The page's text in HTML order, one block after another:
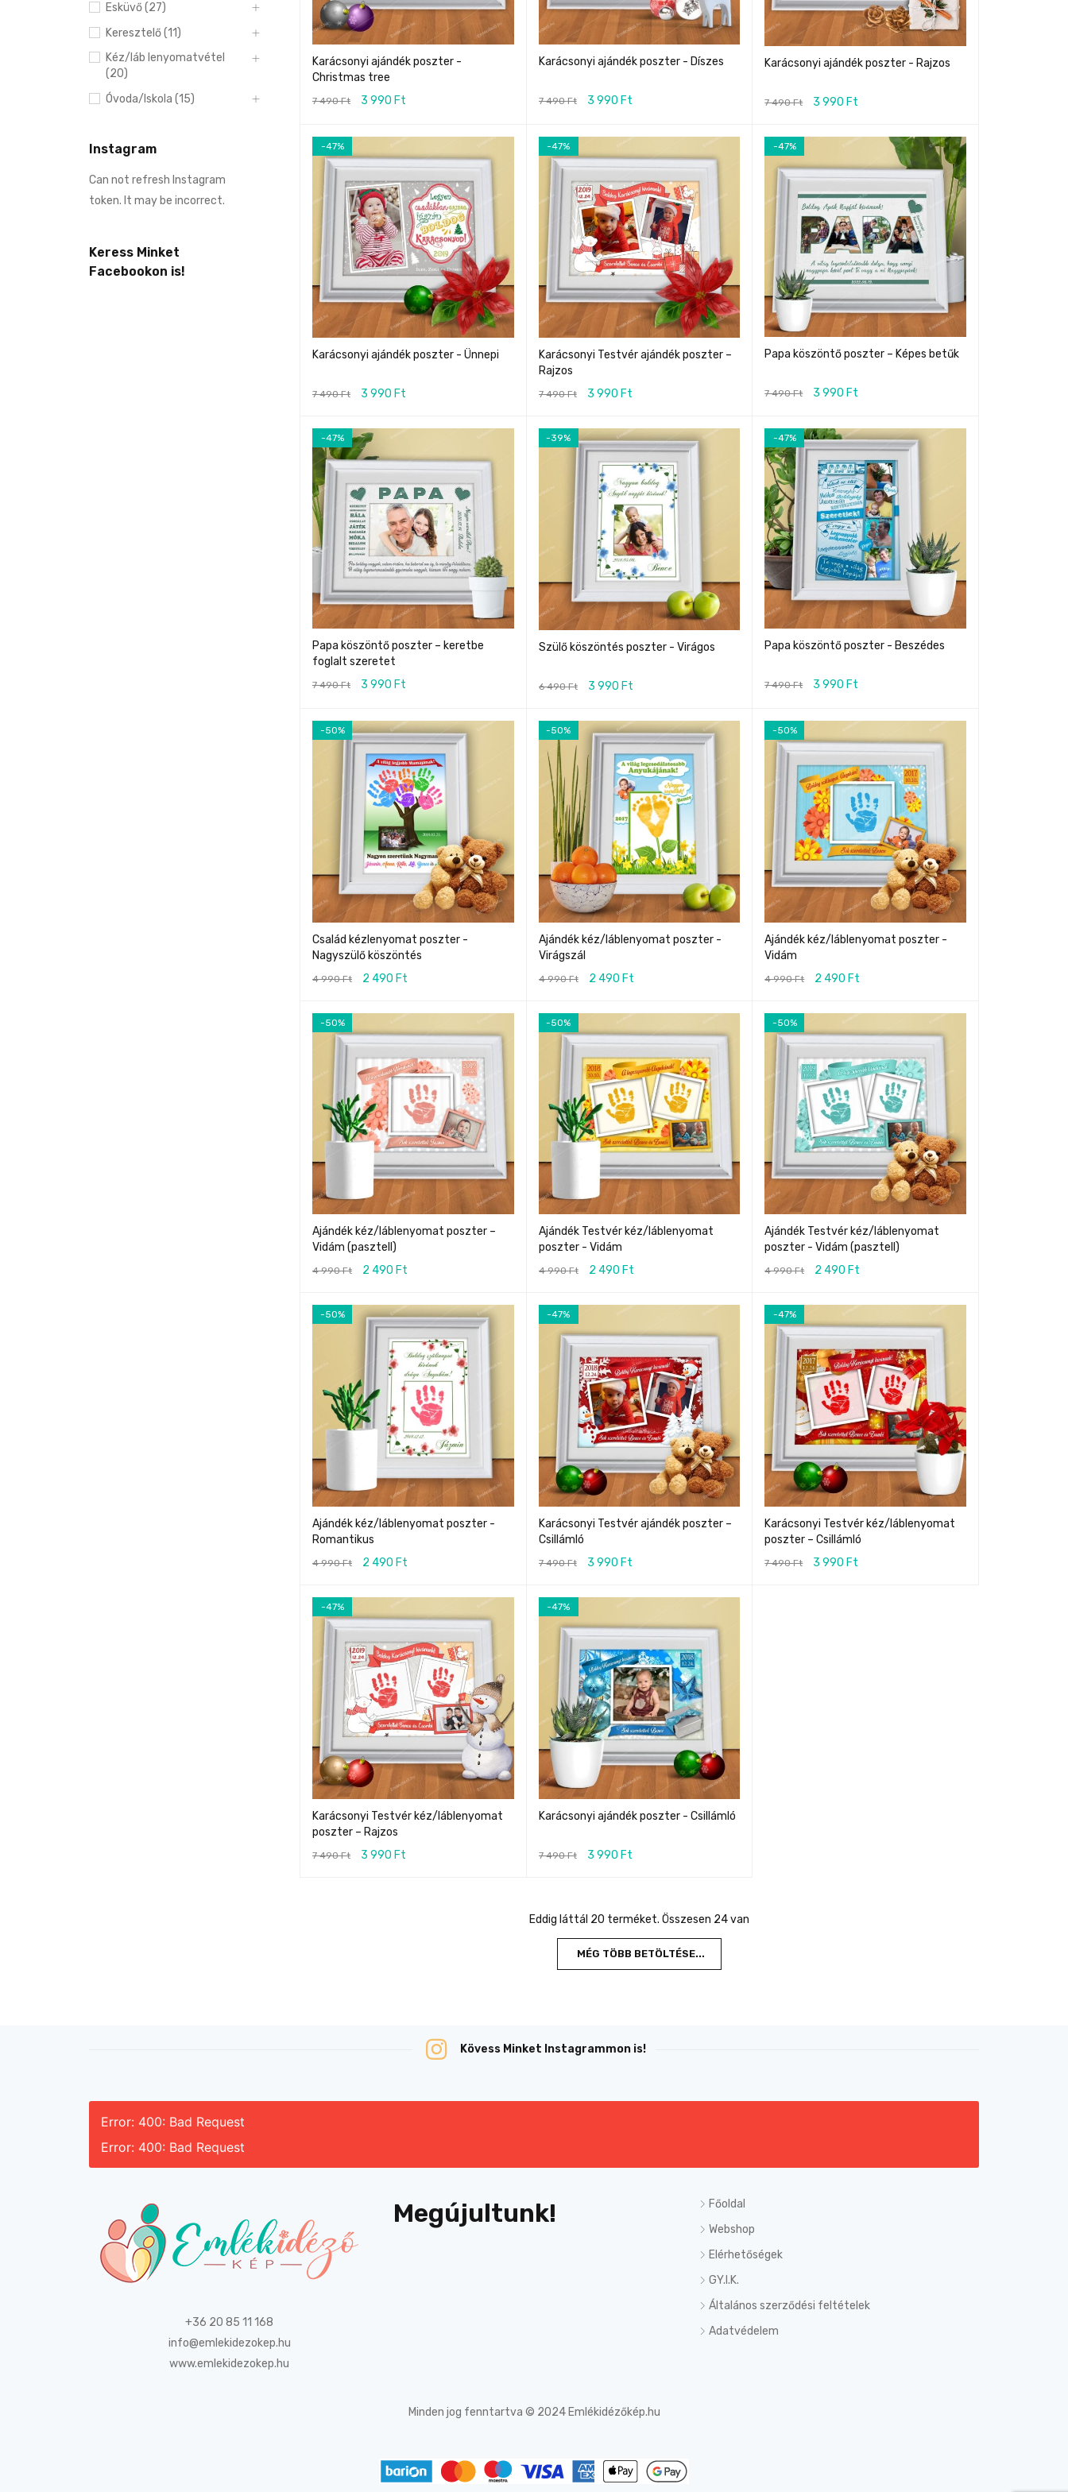
Esküvő (27)
Keresztelő (11)
Kéz/láb lenyomatvétel
(20)
Óvoda/Iskola (15)
Instagram
Can not refresh Instagram
token. It may be incorrect.
Keress Minket
Facebookon is!
Karácsonyi ajándék poszter -
Christmas tree
7 490Ft 3 990 Ft
Karácsonyi ajándék poszter - Díszes
7 490Ft 3 990 Ft
Karácsonyi ajándék poszter - Rajzos
7 490Ft 3 990 Ft
-47%
Karácsonyi ajándék poszter - Ünnepi
7 490Ft 3 990 Ft
-47%
Karácsonyi Testvér ajándék poszter –
Rajzos
7 490Ft 3 990 Ft
-47%
Papa köszöntő poszter – Képes betűk
7 490Ft 3 990 Ft
-47%
Papa köszöntő poszter – keretbe
foglalt szeretet
7 490Ft 3 990 Ft
-39%
Szülő köszöntés poszter - Virágos
6 490Ft 3 990 Ft
-47%
Papa köszöntő poszter - Beszédes
7 490Ft 3 990 Ft
-50%
Család kézlenyomat poszter -
Nagyszülő köszöntés
4 990Ft 2 490 Ft
-50%
Ajándék kéz/láblenyomat poszter -
Virágszál
4 990Ft 2 490 Ft
-50%
Ajándék kéz/láblenyomat poszter -
Vidám
4 990Ft 2 490 Ft
-50%
Ajándék kéz/láblenyomat poszter –
Vidám (pasztell)
4 990Ft 2 490 Ft
-50%
Ajándék Testvér kéz/láblenyomat
poszter - Vidám
4 990Ft 2 490 Ft
-50%
Ajándék Testvér kéz/láblenyomat
poszter - Vidám (pasztell)
4 990Ft 2 490 Ft
-50%
Ajándék kéz/láblenyomat poszter -
Romantikus
4 990Ft 2 490 Ft
-47%
Karácsonyi Testvér ajándék poszter –
Csillámló
7 490Ft 3 990 Ft
-47%
Karácsonyi Testvér kéz/láblenyomat
poszter – Csillámló
7 490Ft 3 990 Ft
-47%
Karácsonyi Testvér kéz/láblenyomat
poszter – Rajzos
7 490Ft 3 990 Ft
-47%
Karácsonyi ajándék poszter - Csillámló
7 490Ft 3 990 Ft
Eddig láttál 20 terméket. Összesen 24 van
MÉG TÖBB BETÖLTÉSE...
Kövess Minket Instagrammon is!
Error: 400: Bad Request
Error: 400: Bad Request
+36 20 85 11 168
info@emlekidezokep.hu
www.emlekidezokep.hu
Megújultunk!
Főoldal
Webshop
Elérhetőségek
GY.I.K.
Általános szerződési feltételek
Adatvédelem
Minden jog fenntartva © 2024 Emlékidézőkép.hu